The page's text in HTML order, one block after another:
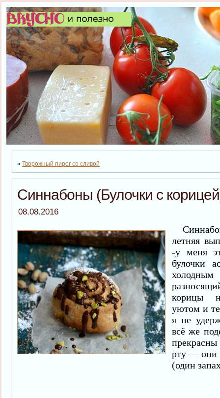
« Творожный пирог со сливой
Синнабоны (Булочки с
08.08.2016
летняя
-у меня
булочки
корицы
уютом и
я не
всё же
рту — они
(один